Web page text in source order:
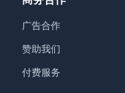
广告合作
赞助我们
付费服务